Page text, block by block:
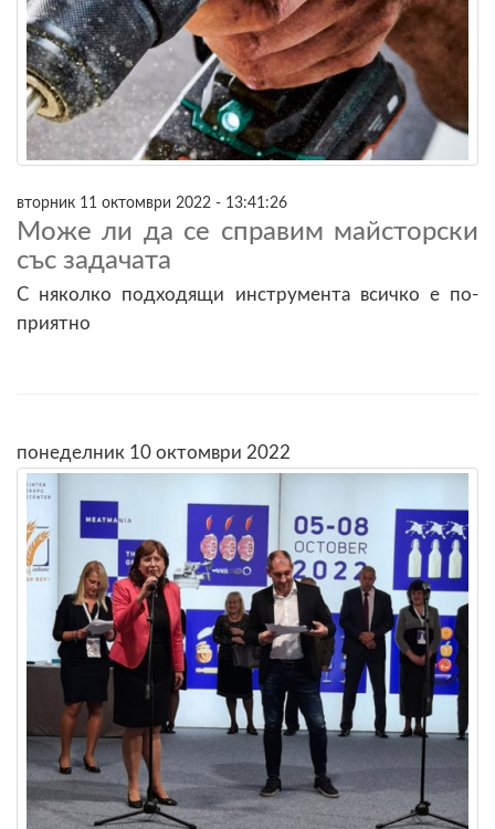
вторник 11 октомври 2022 - 13:41:26
Може ли да се справим майсторски
със задачата
С няколко подходящи инструмента всичко е по-
приятно
понеделник 10 октомври 2022